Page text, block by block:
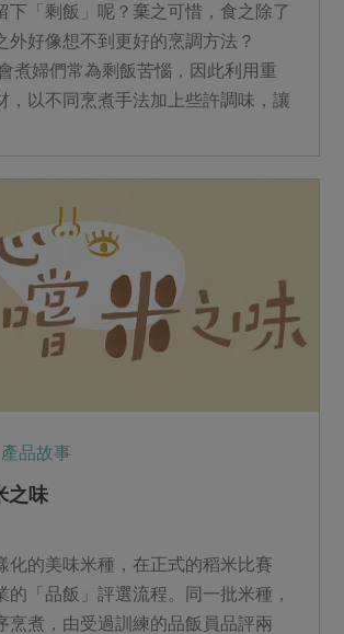
下「剩飯」呢？棄之可惜，食之除了
外好像想不到更好的烹調方法？
煮婦們常為剩飯苦惱，因此利用重
，以不同烹煮手法加上些許調味，讓
產品故事
之味
化的美味米種，在正式的稻米比賽
的「品飯」評選流程。同一批米種，
烹煮，由受過訓練的品飯員品評兩